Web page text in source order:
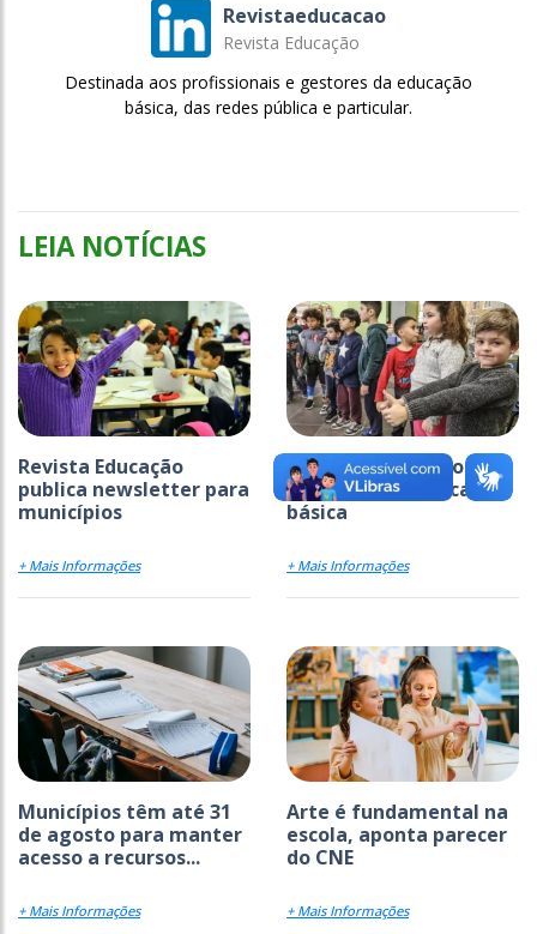
Revistaeducacao
Revista Educação
Destinada aos profissionais e gestores da educação
básica, das redes pública e particular.
LEIA NOTÍCIAS
Revista Educação
publica newsletter para
municípios
+ Mais Informações
Ideb avança em todas
as etapas da educação
básica
+ Mais Informações
Municípios têm até 31
de agosto para manter
acesso a recursos...
+ Mais Informações
Arte é fundamental na
escola, aponta parecer
do CNE
+ Mais Informações